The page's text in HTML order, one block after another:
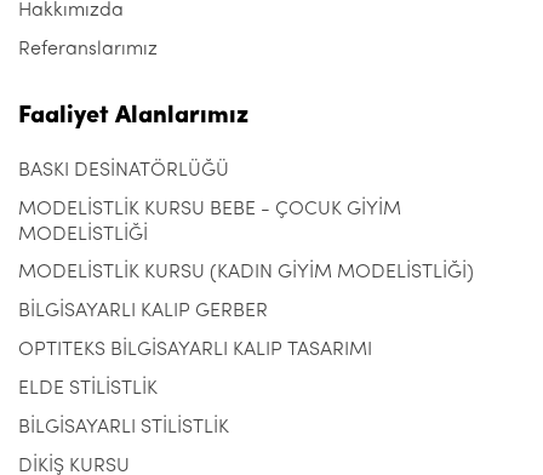
Hakkımızda
Referanslarımız
Faaliyet Alanlarımız
BASKI DESİNATÖRLÜĞÜ
MODELİSTLİK KURSU BEBE - ÇOCUK GİYİM
MODELİSTLİĞİ
MODELİSTLİK KURSU (KADIN GİYİM MODELİSTLİĞİ)
BİLGİSAYARLI KALIP GERBER
OPTITEKS BİLGİSAYARLI KALIP TASARIMI
ELDE STİLİSTLİK
BİLGİSAYARLI STİLİSTLİK
DİKİŞ KURSU